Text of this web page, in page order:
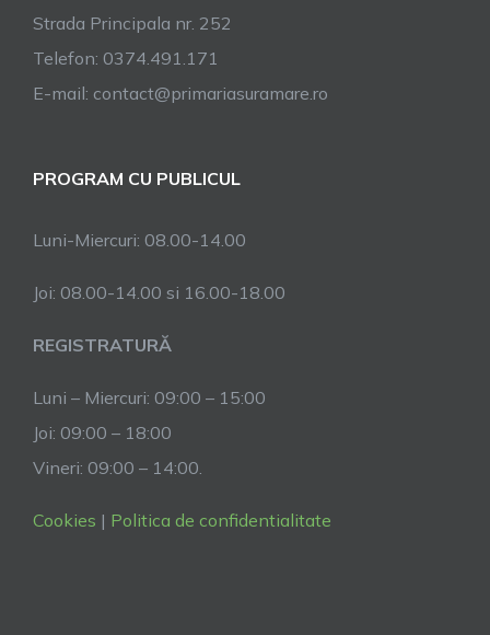
Strada Principala nr. 252
Telefon: 0374.491.171
E-mail: contact@primariasuramare.ro
PROGRAM CU PUBLICUL
Luni-Miercuri: 08.00-14.00
Joi: 08.00-14.00 si 16.00-18.00
REGISTRATURĂ
Luni – Miercuri: 09:00 – 15:00
Joi: 09:00 – 18:00
Vineri: 09:00 – 14:00.
Cookies | Politica de confidentialitate